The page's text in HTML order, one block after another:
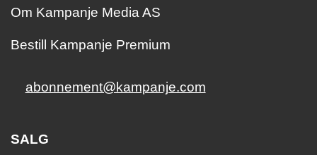
Om Kampanje Media AS
Bestill Kampanje Premium
abonnement@kampanje.com
SALG